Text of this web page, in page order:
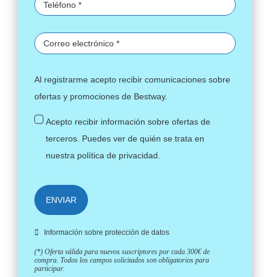
Al registrarme acepto recibir comunicaciones sobre
ofertas y promociones de Bestway.
Acepto recibir información sobre ofertas de
terceros. Puedes ver de quién se trata en
nuestra política de privacidad
ENVIAR
Información sobre protección de datos
(*) Oferta válida para nuevos suscriptores por cada 300€ de
compra. Todos los campos solicitados son obligatorios para
participar.